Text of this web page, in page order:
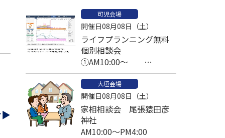
▶
可児会場
開催日08月08日（土）
ライフプランニング無料
個別相談会
①AM10:00～
②PM1:00～ ③PM2:30～
予約済大垣会場
開催日08月08日（土）
家相相談会 尾張猿田彦
神社
AM10:00～PM4:00